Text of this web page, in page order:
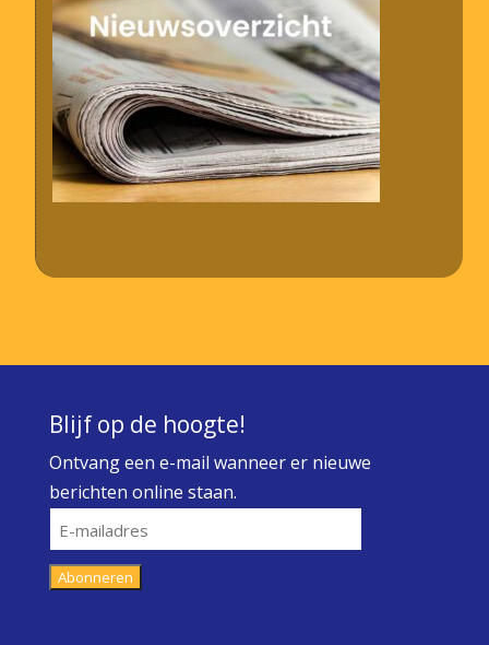
Blijf op de hoogte!
Ontvang een e-mail wanneer er nieuwe
berichten online staan.
E-
mailadres
Abonneren